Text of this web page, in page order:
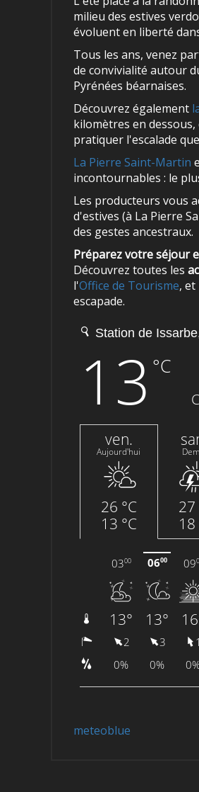
milieu des estives
évoluent en liberté
Tous les ans, venez
de convivialité autour
Pyrénées béarnaises.
Découvrez également
kilomètres en dessous,
pratiquer l'escalade
La Pierre Saint-Martin
incontournables : le
Les producteurs vous
d'estives (à La Pierre
des gestes ancestraux.
Préparez votre séjour
Découvrez toutes les
l'Office de Tourisme, et
escapade.
meteoblue